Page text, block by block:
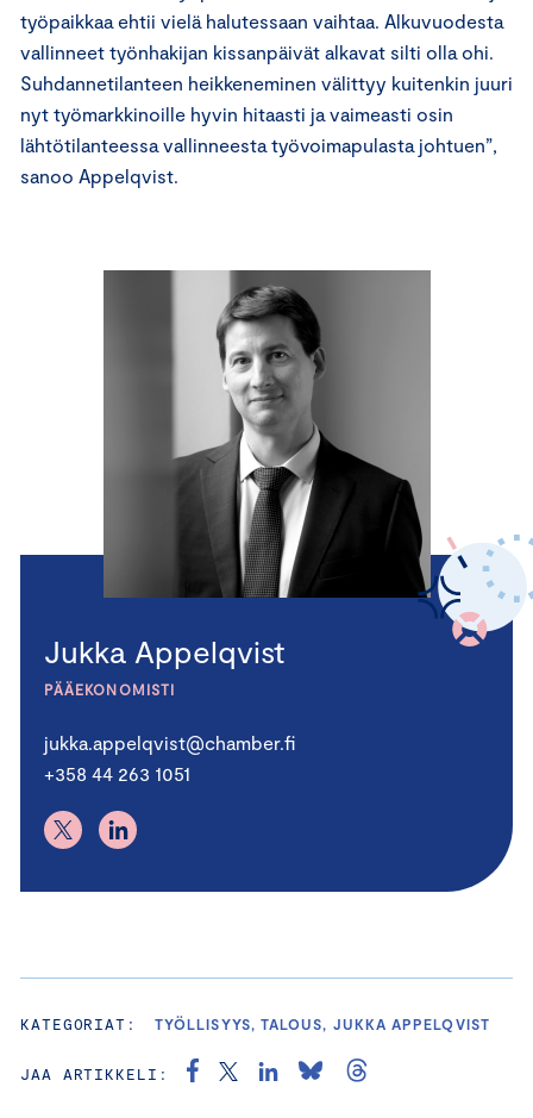
työpaikkaa ehtii vielä halutessaan vaihtaa. Alkuvuodesta
vallinneet työnhakijan kissanpäivät alkavat silti olla ohi.
Suhdannetilanteen heikkeneminen välittyy kuitenkin juuri
nyt työmarkkinoille hyvin hitaasti ja vaimeasti osin
lähtötilanteessa vallinneesta työvoimapulasta johtuen”,
sanoo Appelqvist.
Jukka Appelqvist
PÄÄEKONOMISTI
jukka.appelqvist@chamber.fi
+358 44 263 1051
KATEGORIAT: TYÖLLISYYS, TALOUS, JUKKA APPELQVIST
JAA ARTIKKELI: